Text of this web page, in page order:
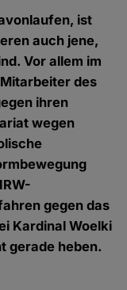
ist
auch jene,
Vor allem im
des
ihren
wegen
gegen das
Kardinal Woelki
gerade heben.